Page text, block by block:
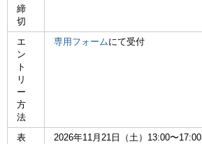
締
切
エ
ン
ト
リ
ー
方
法
専用フォームにて受付
表
2026年11月21日（土）13:00〜17:00